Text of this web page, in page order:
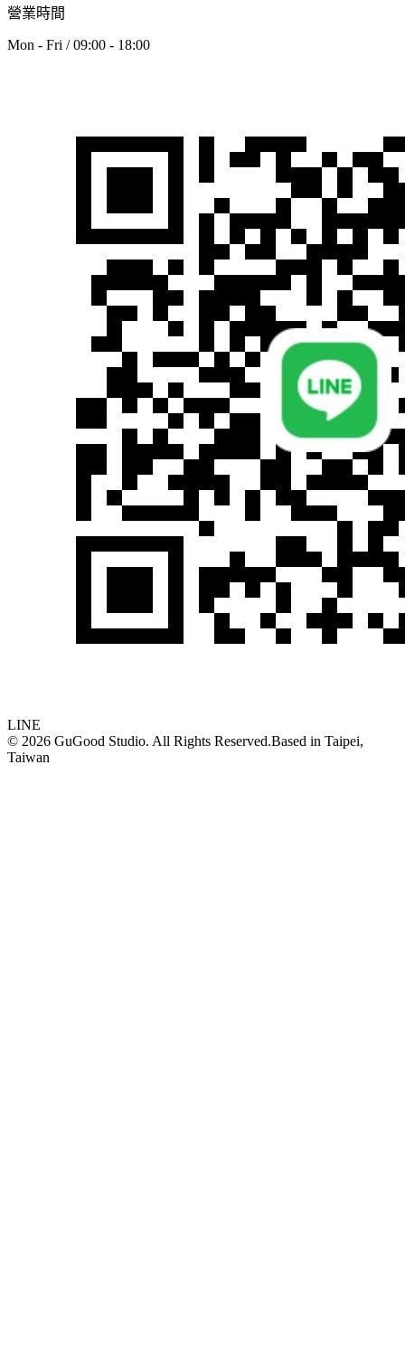
營業時間
Mon - Fri / 09:00 - 18:00
LINE
© 2026 GuGood Studio. All Rights Reserved.Based in Taipei,
Taiwan